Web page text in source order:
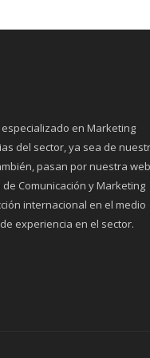
en Marketing
del sector, ya sea de
pasan por nuestra
Comunicación y Marketing
internacional en el medio
experiencia en el sector.